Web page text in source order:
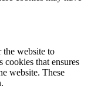
the website to
that ensures
website. These